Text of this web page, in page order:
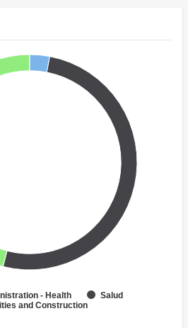
- Health
Salud
and Construction